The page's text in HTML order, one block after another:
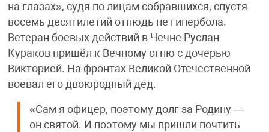
на глазах», судя по лицам собравшихся, спустя
восемь десятилетий отнюдь не гипербола.
Ветеран боевых действий в Чечне Руслан
Кураков пришёл к Вечному огню с дочерью
Викторией. На фронтах Великой Отечественной
воевал его двоюродный дед.
«Сам я офицер, поэтому долг за Родину —
он святой. И поэтому мы пришли почтить